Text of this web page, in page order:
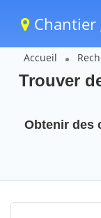
Accueil
Trouver
Obtenir des